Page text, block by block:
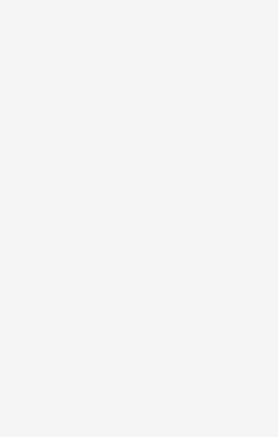
Paraules
Hiperònims
Paraules
Polisèmia i
Paraules
A.2 Continguts